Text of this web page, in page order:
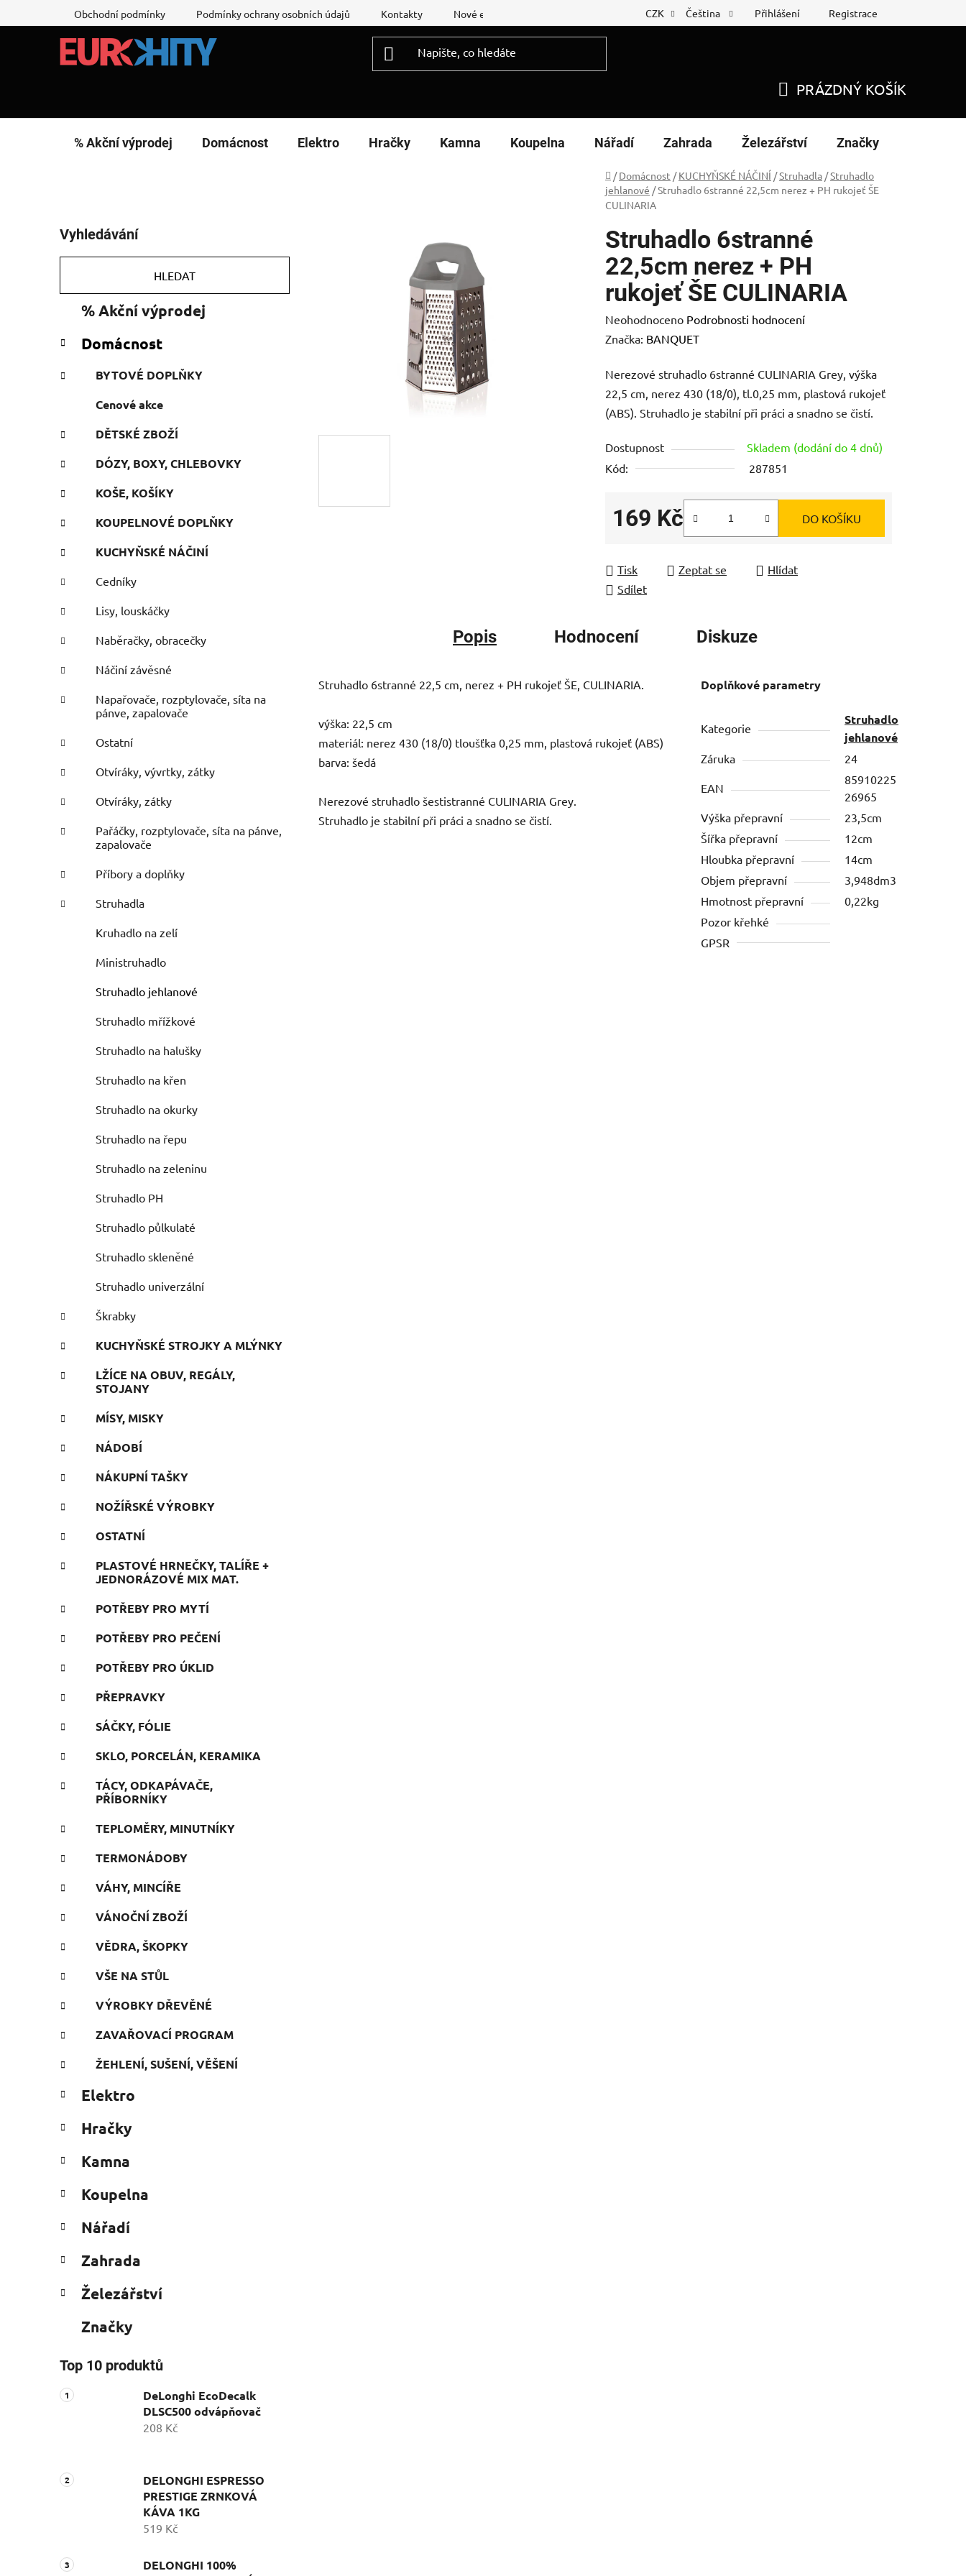
na
Obchodní podmínky Podmínky ochrany osobních údajů Kontakty Nové energetické štítky Reklamační list Nákup na splátky
CZK Čeština Přihlášení Registrace
KOŠÍK
PRÁZDNÝ KOŠÍK
% Akční výprodej Domácnost Elektro Hračky Kamna Koupelna Nářadí Zahrada Železářství Značky
Domů
/ Domácnost / KUCHYŇSKÉ NÁČINÍ /Struhadla /Struhadlo
jehlanové /Struhadlo 6stranné 22,5cm nerez + PH rukojeť ŠE
CULINARIA
o
s
r
n
í
n
e
l
Vyhledávání
HLEDAT
kategorie
e
o
e
% Akční výprodej
Domácnost
BYTOVÉ DOPLŇKY
Cenové akce
DĚTSKÉ ZBOŽÍ
DÓZY, BOXY, CHLEBOVKY
KOŠE, KOŠÍKY
KOUPELNOVÉ DOPLŇKY
KUCHYŇSKÉ NÁČINÍ
Cedníky
Lisy, louskáčky
Naběračky, obracečky
Náčiní závěsné
Napařovače, rozptylovače, síta na
pánve, zapalovače
Ostatní
Otvíráky, vývrtky, zátky
Otvíráky, zátky
Pařáčky, rozptylovače, síta na pánve,
zapalovače
Příbory a doplňky
Struhadla
Kruhadlo na zelí
Ministruhadlo
Struhadlo jehlanové
Struhadlo mřížkové
Struhadlo na halušky
Struhadlo na křen
Struhadlo na okurky
Struhadlo na řepu
Struhadlo na zeleninu
Struhadlo PH
Struhadlo půlkulaté
Struhadlo skleněné
Struhadlo univerzální
Škrabky
KUCHYŇSKÉ STROJKY A MLÝNKY
LŽÍCE NA OBUV, REGÁLY,
STOJANY
MÍSY, MISKY
NÁDOBÍ
NÁKUPNÍ TAŠKY
NOŽÍŘSKÉ VÝROBKY
OSTATNÍ
PLASTOVÉ HRNEČKY, TALÍŘE +
JEDNORÁZOVÉ MIX MAT.
POTŘEBY PRO MYTÍ
POTŘEBY PRO PEČENÍ
POTŘEBY PRO ÚKLID
PŘEPRAVKY
SÁČKY, FÓLIE
SKLO, PORCELÁN, KERAMIKA
TÁCY, ODKAPÁVAČE,
PŘÍBORNÍKY
TEPLOMĚRY, MINUTNÍKY
TERMONÁDOBY
VÁHY, MINCÍŘE
VÁNOČNÍ ZBOŽÍ
VĚDRA, ŠKOPKY
VŠE NA STŮL
VÝROBKY DŘEVĚNÉ
ZAVAŘOVACÍ PROGRAM
ŽEHLENÍ, SUŠENÍ, VĚŠENÍ
Elektro
Hračky
Kamna
Koupelna
Nářadí
Zahrada
Železářství
Značky
Top 10 produktů
DeLonghi EcoDecalk
DLSC500 odvápňovač
208 Kč
DELONGHI ESPRESSO
PRESTIGE ZRNKOVÁ
KÁVA 1KG
519 Kč
DELONGHI 100%
Struhadlo 6stranné
22,5cm nerez + PH
rukojeť ŠE CULINARIA
Průměrné
hodnocení
je
0,0
z
hvězdiček.
Neohodnoceno Podrobnosti hodnocení
Značka: BANQUET
Nerezové struhadlo 6stranné CULINARIA Grey, výška
22,5 cm, nerez 430 (18/0), tl.0,25 mm, plastová rukojeť
(ABS). Struhadlo je stabilní při práci a snadno se čistí.
Dostupnost
Skladem (dodání do 4 dnů)
Kód:
287851
169 Kč DO KOŠÍKU
Tisk Zeptat se
Hlídat
Sdílet
Popis Hodnocení Diskuze
Struhadlo 6stranné 22,5 cm, nerez + PH rukojeť ŠE, CULINARIA.
výška: 22,5 cm
materiál: nerez 430 (18/0) tloušťka 0,25 mm, plastová rukojeť (ABS)
barva: šedá
Nerezové struhadlo šestistranné CULINARIA Grey.
Struhadlo je stabilní při práci a snadno se čistí.
Doplňkové parametry
Kategorie
Struhadlo
jehlanové
Záruka 24
EAN
85910225
26965
Výška přepravní
23,5cm
Šířka přepravní
12cm
Hloubka přepravní
14cm
Objem přepravní
3,948dm3
Hmotnost přepravní
0,22kg
Pozor křehké
GPSR